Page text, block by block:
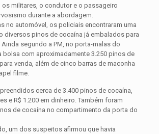
os militares, o condutor e o passageiro
durante a abordagem.
no automóvel, os policiais encontraram uma
diversos pinos de cocaína já embalados para
segundo a PM, no porta-malas do
bolsa com aproximadamente 3.250 pinos de
venda, além de cinco barras de maconha
filme.
cerca de 3.400 pinos de cocaína,
e R$ 1.200 em dinheiro. Também foram
de cocaína no compartimento da porta do
um dos suspeitos afirmou que havia